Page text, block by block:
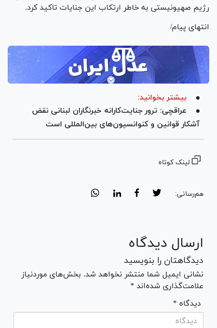
رژیم صهیونیستی به خاطر ارتکاب این جنایات تاکید کرد.
انتهای پیام/
بیشتر بخوانید:
عراقچی: ترور جنایت‌کارانه خبرنگاران لبنانی نقض
آشکار قوانین و کنوانسیون‌های بین‌المللی است
لینک کوتاه
هم‌رسانی:
ارسال دیدگاه
دیدگاهتان را بنویسید
نشانی ایمیل شما منتشر نخواهد شد. بخش‌های موردنیاز
علامت‌گذاری شده‌اند *
* دیدگاه